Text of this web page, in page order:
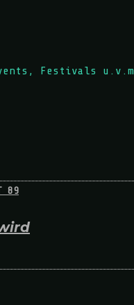
Festivals u.v.m